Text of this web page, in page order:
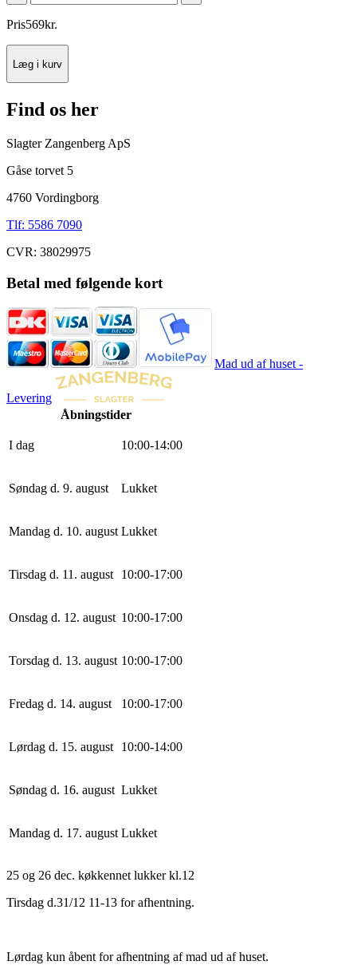
Pris569kr.
Læg i kurv
Find os her
Slagter Zangenberg ApS
Gåse torvet 5
4760 Vordingborg
Tlf: 5586 7090
CVR: 38029975
Betal med følgende kort
Mad ud af huset -
Levering
Åbningstider
I dag 10:00-14:00
Søndag d. 9. august Lukket
Mandag d. 10. august Lukket
Tirsdag d. 11. august 10:00-17:00
Onsdag d. 12. august 10:00-17:00
Torsdag d. 13. august 10:00-17:00
Fredag d. 14. august 10:00-17:00
Lørdag d. 15. august 10:00-14:00
Søndag d. 16. august Lukket
Mandag d. 17. august Lukket
25 og 26 dec. køkkennet lukker kl.12
Tirsdag d.31/12 11-13 for afhentning.
Lørdag kun åbent for afhentning af mad ud af huset.